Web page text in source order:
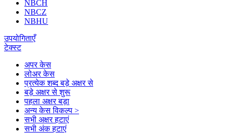
NBCH
NBCZ
NBHU
उपयोगिताएँ
टेक्स्ट
अपर केस
लोअर केस
प्रत्येक शब्द बड़े अक्षर से
बड़े अक्षर से शुरू
पहला अक्षर बड़ा
अन्य केस विकल्प >
सभी अक्षर हटाएं
सभी अंक हटाएं